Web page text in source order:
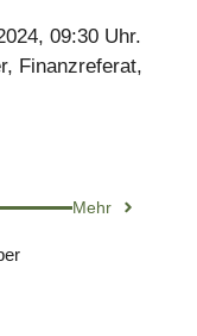
09:30 Uhr.
Finanzreferat,
Mehr